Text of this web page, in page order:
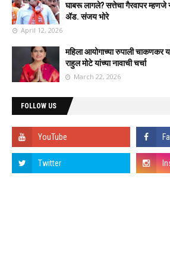
घाबरू लागले? सत्तेचा गैरवापर म्हणजे
ॲड. संजय भोरे
April 12, 2026
महिला आयोगाच्या रुपाली चाकणकर
राहुल मोटे यांच्या नावाची चर्चा
March 22, 2026
FOLLOW US